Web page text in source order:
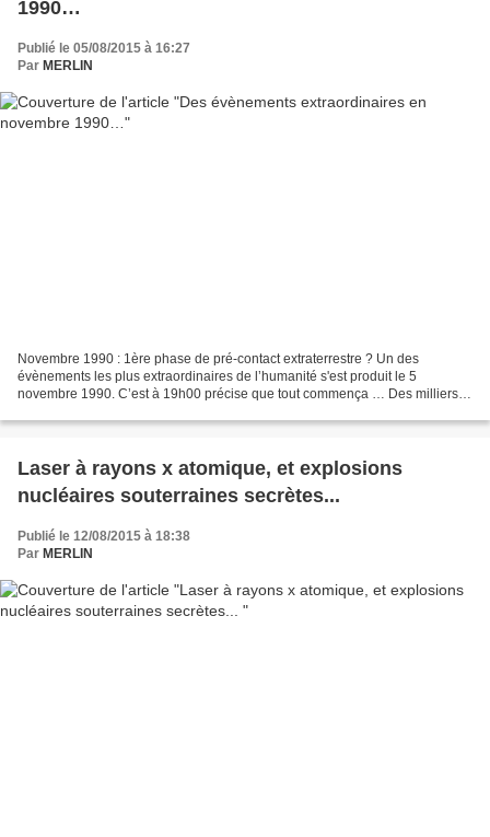
1990…
Publié le 05/08/2015 à 16:27
Par MERLIN
Novembre 1990 : 1ère phase de pré-contact extraterrestre ? Un des
évènements les plus extraordinaires de l’humanité s'est produit le 5
novembre 1990. C’est à 19h00 précise que tout commença … Des milliers
Laser à rayons x atomique, et explosions
nucléaires souterraines secrètes...
Publié le 12/08/2015 à 18:38
Par MERLIN